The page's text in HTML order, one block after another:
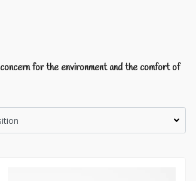
concern for the environment and the comfort of